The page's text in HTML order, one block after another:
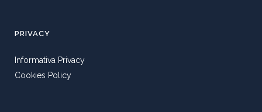
PRIVACY
Informativa Privacy
Cookies Policy